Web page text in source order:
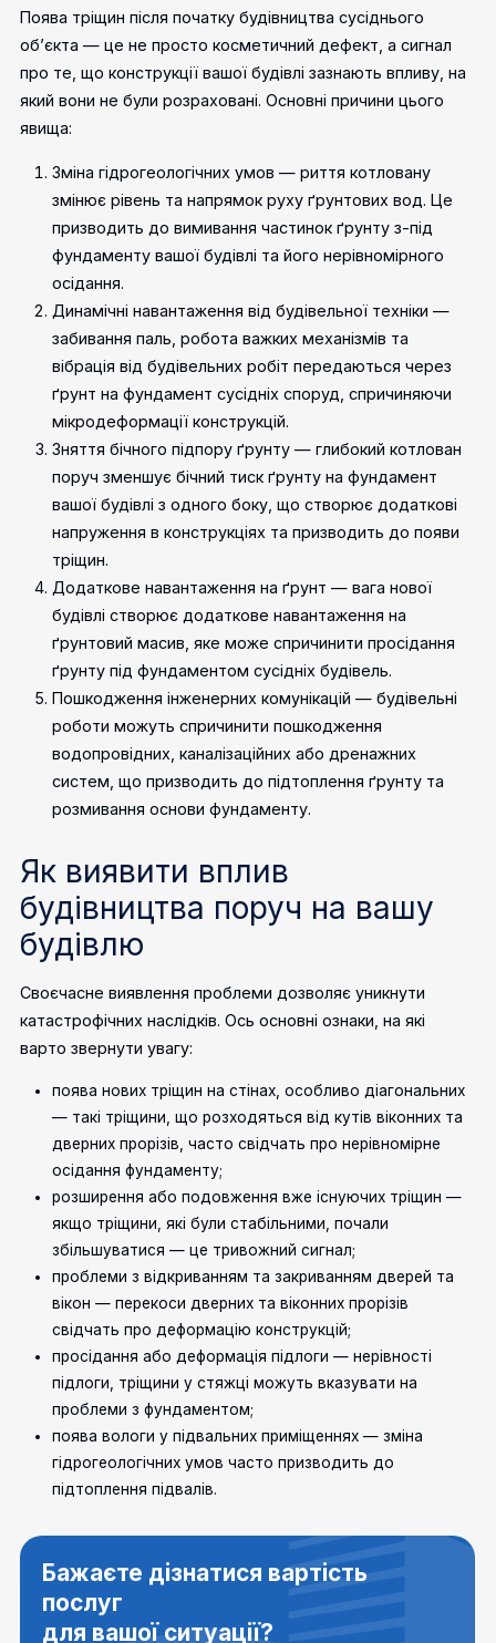
Поява тріщин після початку будівництва сусіднього
об’єкта — це не просто косметичний дефект, а сигнал
про те, що конструкції вашої будівлі зазнають впливу, на
який вони не були розраховані. Основні причини цього
явища:
Зміна гідрогеологічних умов — риття котловану
змінює рівень та напрямок руху ґрунтових вод. Це
призводить до вимивання частинок ґрунту з-під
фундаменту вашої будівлі та його нерівномірного
осідання.
Динамічні навантаження від будівельної техніки —
забивання паль, робота важких механізмів та
вібрація від будівельних робіт передаються через
ґрунт на фундамент сусідніх споруд, спричиняючи
мікродеформації конструкцій.
Зняття бічного підпору ґрунту — глибокий котлован
поруч зменшує бічний тиск ґрунту на фундамент
вашої будівлі з одного боку, що створює додаткові
напруження в конструкціях та призводить до появи
тріщин.
Додаткове навантаження на ґрунт — вага нової
будівлі створює додаткове навантаження на
ґрунтовий масив, яке може спричинити просідання
ґрунту під фундаментом сусідніх будівель.
Пошкодження інженерних комунікацій — будівельні
роботи можуть спричинити пошкодження
водопровідних, каналізаційних або дренажних
систем, що призводить до підтоплення ґрунту та
розмивання основи фундаменту.
Як виявити вплив
будівництва поруч на вашу
будівлю
Своєчасне виявлення проблеми дозволяє уникнути
катастрофічних наслідків. Ось основні ознаки, на які
варто звернути увагу:
поява нових тріщин на стінах, особливо діагональних
— такі тріщини, що розходяться від кутів віконних та
дверних прорізів, часто свідчать про нерівномірне
осідання фундаменту;
розширення або подовження вже існуючих тріщин —
якщо тріщини, які були стабільними, почали
збільшуватися — це тривожний сигнал;
проблеми з відкриванням та закриванням дверей та
вікон — перекоси дверних та віконних прорізів
свідчать про деформацію конструкцій;
просідання або деформація підлоги — нерівності
підлоги, тріщини у стяжці можуть вказувати на
проблеми з фундаментом;
поява вологи у підвальних приміщеннях — зміна
гідрогеологічних умов часто призводить до
підтоплення підвалів.
Бажаєте дізнатися вартість
послуг
для вашої ситуації?